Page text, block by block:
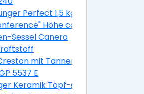
Perfect 1,5 kg
Höhe ca. 120 - 140 cm
Sessel Canera
mit Tannenzapfen und
5537 E
Keramik Topf-Ø ca. 13 cm